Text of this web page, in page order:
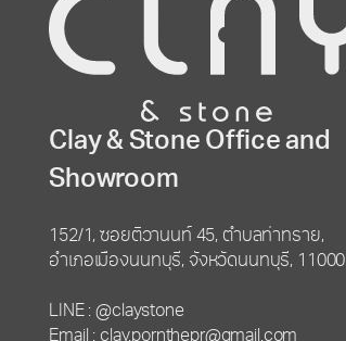
Clay & Stone Office and
Showroom
152/1, ซอยติวานนท์ 45, ตำบลท่าทราย,
อำเภอเมืองนนทบุรี, จังหวัดนนทบุรี, 11000
LINE : @claystone
Email : clay.pornthepr@gmail.com